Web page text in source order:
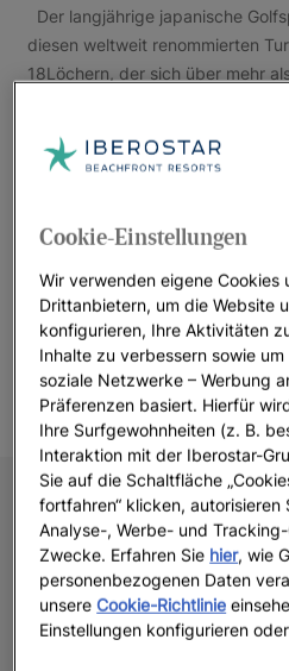
Der langjährige japanische
diesen weltweit renommierten
18Löchern, der sich über mehr
Lagune, die als
während es gleichzeitig
bietet. Die HotelsIberostar
Selection Coral Cancún
und bieten so ein einzigartiges
Cookie-Einstellungen
Wir verwenden eigene Cookies
Drittanbietern, um die Website
konfigurieren, Ihre Aktivitäten
Inhalte zu verbessern sowie
soziale Netzwerke – Werbung
Präferenzen basiert. Hierfür
Ihre Surfgewohnheiten (z. B.
Interaktion mit der Iberostar-
Sie auf die Schaltfläche
fortfahren“ klicken, autorisieren
Analyse-, Werbe- und
Zwecke. Erfahren Sie hier, wie
personenbezogenen Daten
unsereCookie-Richtlinie
Einstellungen konfigurieren